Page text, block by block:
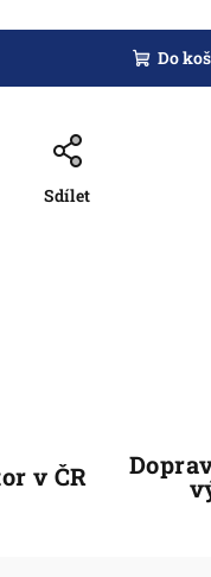
Do
Sdílet
v ČR